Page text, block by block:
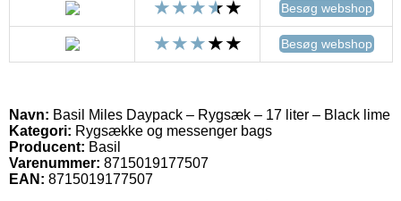
Besøg webshop
Besøg webshop
Navn: Basil Miles Daypack – Rygsæk – 17 liter – Black lime
Kategori: Rygsække og messenger bags
Producent: Basil
Varenummer: 8715019177507
EAN: 8715019177507